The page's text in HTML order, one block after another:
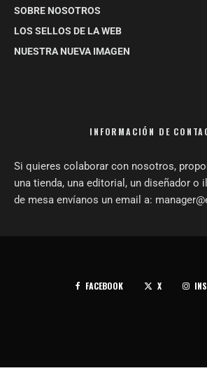
SOBRE NOSOTROS
LOS SELLOS DE LA WEB
NUESTRA NUEVA IMAGEN
INFORMACIÓN DE
Si quieres colaborar con nosotros,
una tienda, una editorial, un diseñador o
de mesa envíanos un email a:
FACEBOOK X